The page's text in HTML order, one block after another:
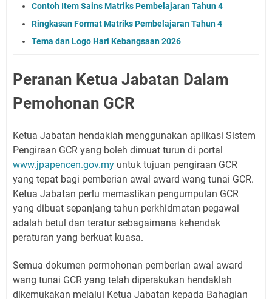
Contoh Item Sains Matriks Pembelajaran Tahun 4
Ringkasan Format Matriks Pembelajaran Tahun 4
Tema dan Logo Hari Kebangsaan 2026
Peranan Ketua Jabatan Dalam
Pemohonan GCR
Ketua Jabatan hendaklah menggunakan aplikasi Sistem
Pengiraan GCR yang boleh dimuat turun di portal
www.jpapencen.gov.my untuk tujuan pengiraan GCR
yang tepat bagi pemberian awal award wang tunai GCR.
Ketua Jabatan perlu memastikan pengumpulan GCR
yang dibuat sepanjang tahun perkhidmatan pegawai
adalah betul dan teratur sebagaimana kehendak
peraturan yang berkuat kuasa.
Semua dokumen permohonan pemberian awal award
wang tunai GCR yang telah diperakukan hendaklah
dikemukakan melalui Ketua Jabatan kepada Bahagian